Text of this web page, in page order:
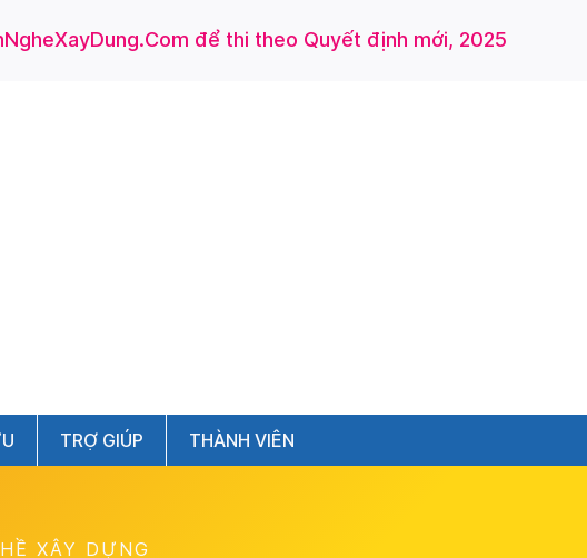
để thi theo Quyết định mới, 2025
TRỢ GIÚP THÀNH VIÊN
XÂY DỰNG